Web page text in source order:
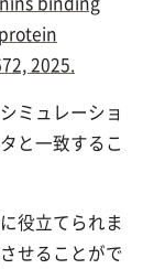
2025.
ミュレーショ
と一致するこ
役立てられま
せることがで